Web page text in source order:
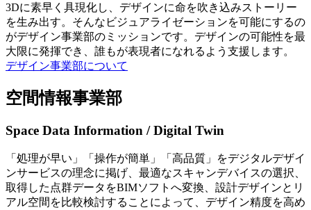
3Dに素早く具現化し、デザインに命を吹き込みストーリー
を生み出す。そんなビジュアライゼーションを可能にするの
がデザイン事業部のミッションです。デザインの可能性を最
大限に発揮でき、誰もが表現者になれるよう支援します。
デザイン事業部について
空間情報事業部
Space Data Information / Digital Twin
「処理が早い」「操作が簡単」「高品質」をデジタルデザイ
ンサービスの理念に掲げ、最適なスキャンデバイスの選択、
取得した点群データをBIMソフトへ変換、設計デザインとリ
アル空間を比較検討することによって、デザイン精度を高め